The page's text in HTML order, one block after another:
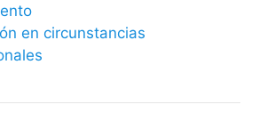
en circunstancias